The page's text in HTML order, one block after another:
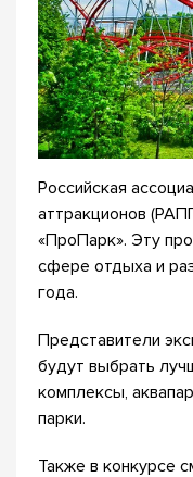
Российская
аттракционов
«ПроПарк». Эту
сфере отдыха и
года.
Представители
будут выбрать
комплексы,
парки.
Также в конкурсе